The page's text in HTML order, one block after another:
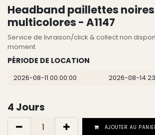
Headband paillettes
multicolores - A1147
Service de livraison/click & collect non
moment
PÉRIODE DE LOCATION
4 Jours
AJOUTER AU